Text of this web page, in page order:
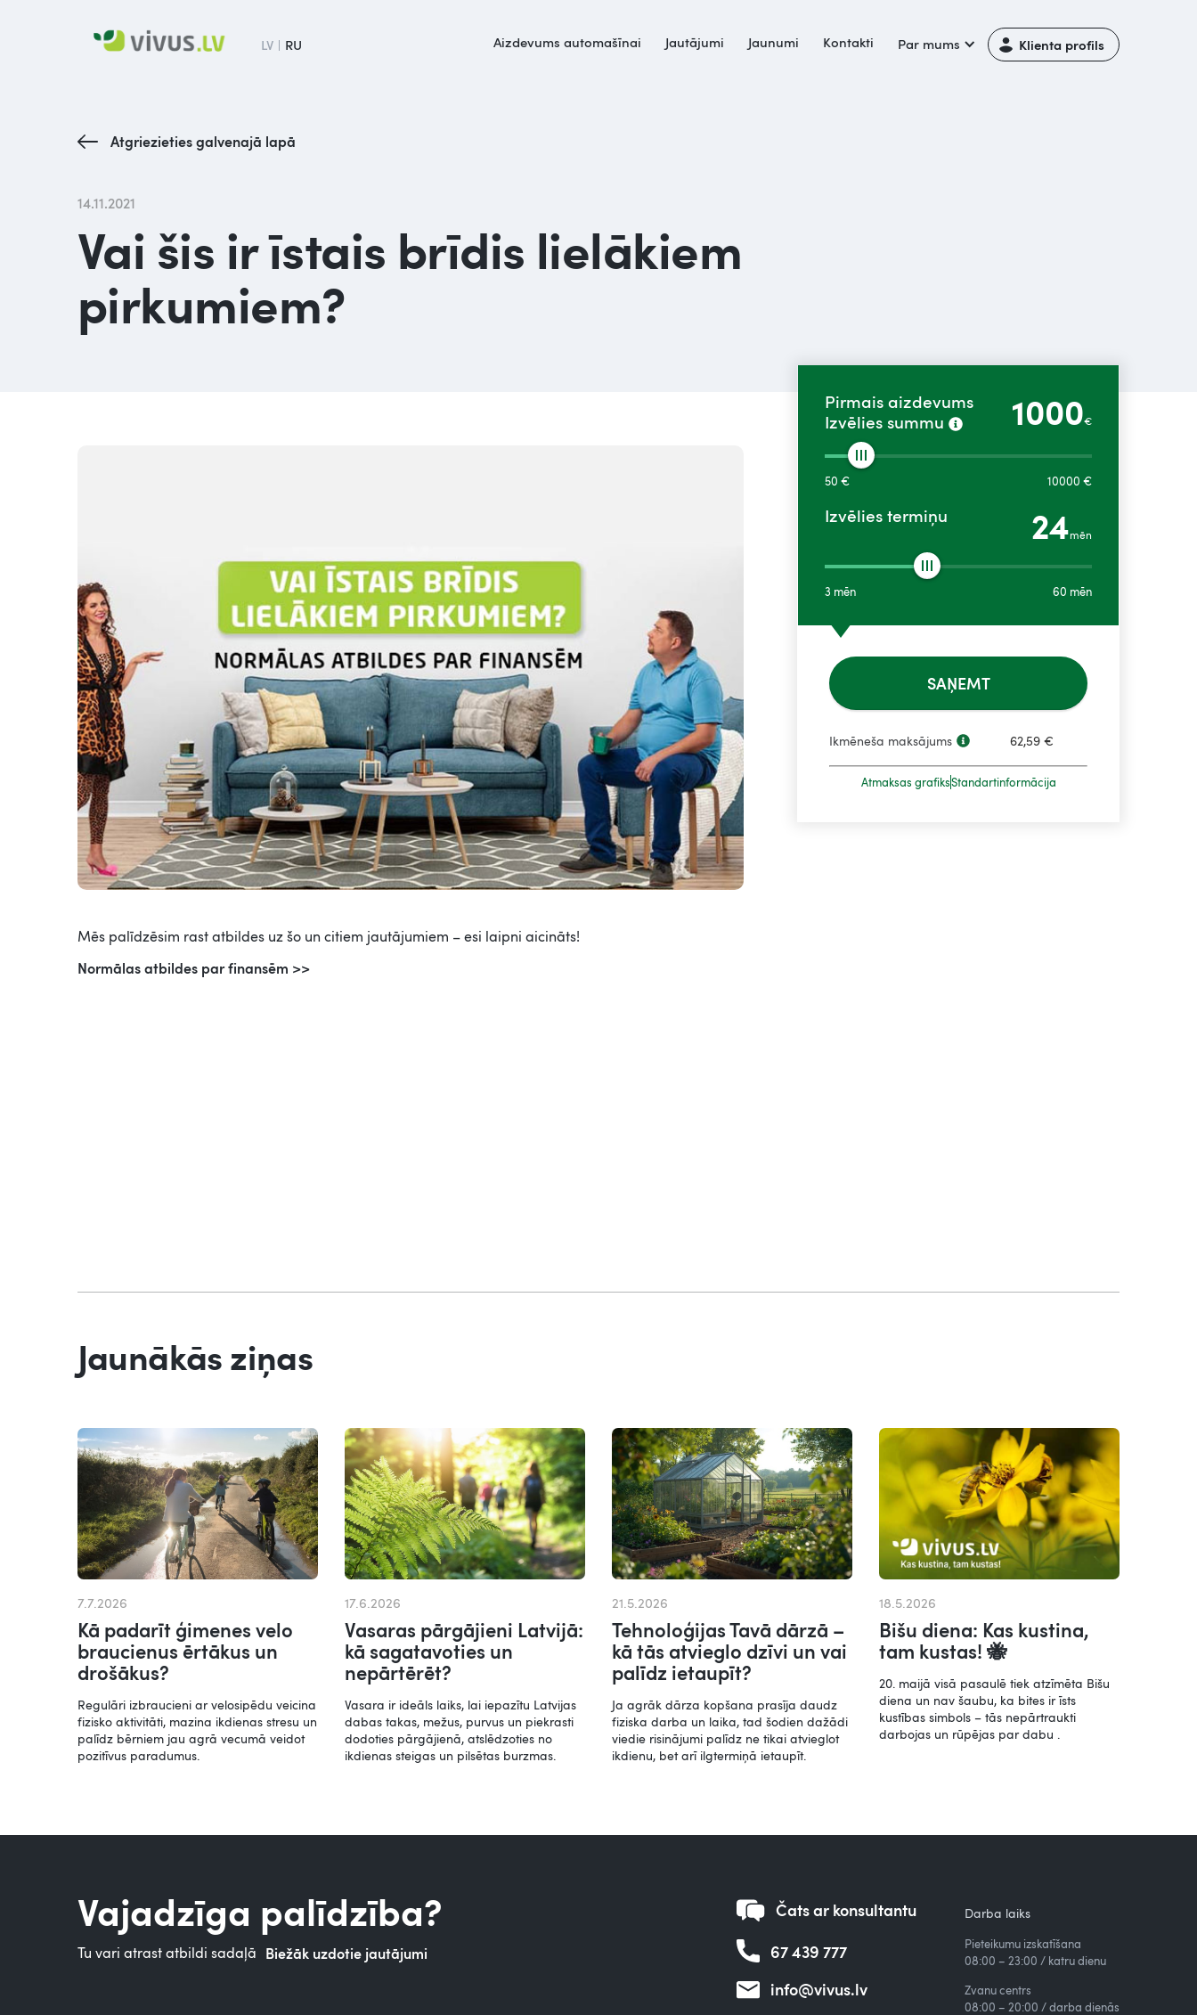
LV RU Aizdevums automašīnai Jautājumi Jaunumi Kontakti Par mums Klienta profils
Atgriezieties galvenajā lapā
14.11.2021
Vai šis ir īstais brīdis lielākiem
pirkumiem?
Mēs palīdzēsim rast atbildes uz šo un citiem jautājumiem – esi laipni aicināts!
Normālas atbildes par finansēm >>
Pirmais aizdevums
Izvēlies summu
1000€
50 € 10000 €
Izvēlies termiņu 24mēn
3 mēn 60 mēn
SAŅEMT
Ikmēneša maksājums 62,59 €
Atmaksas grafiksStandartinformācija
Jaunākās ziņas
7.7.2026
Kā padarīt ģimenes velo
braucienus ērtākus un
drošākus?
Regulāri izbraucieni ar velosipēdu veicina
fizisko aktivitāti, mazina ikdienas stresu un
palīdz bērniem jau agrā vecumā veidot
pozitīvus paradumus.
17.6.2026
Vasaras pārgājieni Latvijā:
kā sagatavoties un
nepārtērēt?
Vasara ir ideāls laiks, lai iepazītu Latvijas
dabas takas, mežus, purvus un piekrasti
dodoties pārgājienā, atslēdzoties no
ikdienas steigas un pilsētas burzmas.
21.5.2026
Tehnoloģijas Tavā dārzā –
kā tās atvieglo dzīvi un vai
palīdz ietaupīt?
Ja agrāk dārza kopšana prasīja daudz
fiziska darba un laika, tad šodien dažādi
viedie risinājumi palīdz ne tikai atvieglot
ikdienu, bet arī ilgtermiņā ietaupīt.
18.5.2026
Bišu diena: Kas kustina,
tam kustas! 🐝
20. maijā visā pasaulē tiek atzīmēta Bišu
diena un nav šaubu, ka bites ir īsts
kustības simbols – tās nepārtraukti
darbojas un rūpējas par dabu .
Vajadzīga palīdzība?
Tu vari atrast atbildi sadaļā Biežāk uzdotie jautājumi
Čats ar konsultantu
67 439 777
info@vivus.lv
Darba laiks
Pieteikumu izskatīšana
08:00 – 23:00 / katru dienu
Zvanu centrs
08:00 – 20:00 / darba dienās